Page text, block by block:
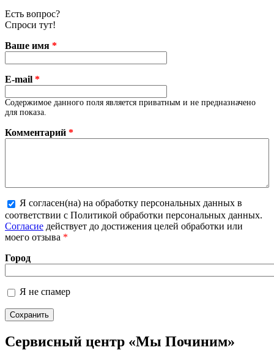
Есть вопрос?
Спроси тут!
Ваше имя *
E-mail *
Содержимое данного поля является приватным и не предназначено
для показа.
Комментарий *
Более подробная информация о текстовых
форматах
Я согласен(на) на обработку персональных данных в
соответствии с Политикой обработки персональных данных.
Согласие действует до достижения целей обработки или
моего отзыва *
Город
Я не спамер
Я спамер
Сервисный центр «Мы Починим»